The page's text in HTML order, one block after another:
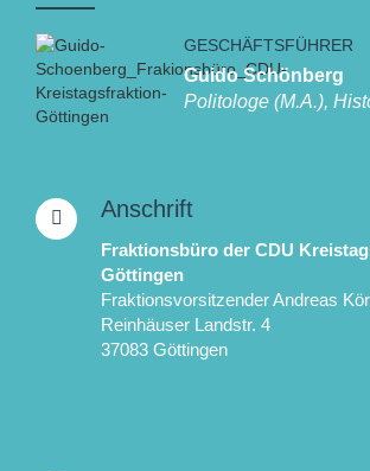
GESCHÄFTSFÜHRER
Guido Schönberg
Politologe (M.A.),
Anschrift
Fraktionsbüro der CDU
Göttingen
Fraktionsvorsitzender Andreas
Reinhäuser Landstr. 4
37083 Göttingen